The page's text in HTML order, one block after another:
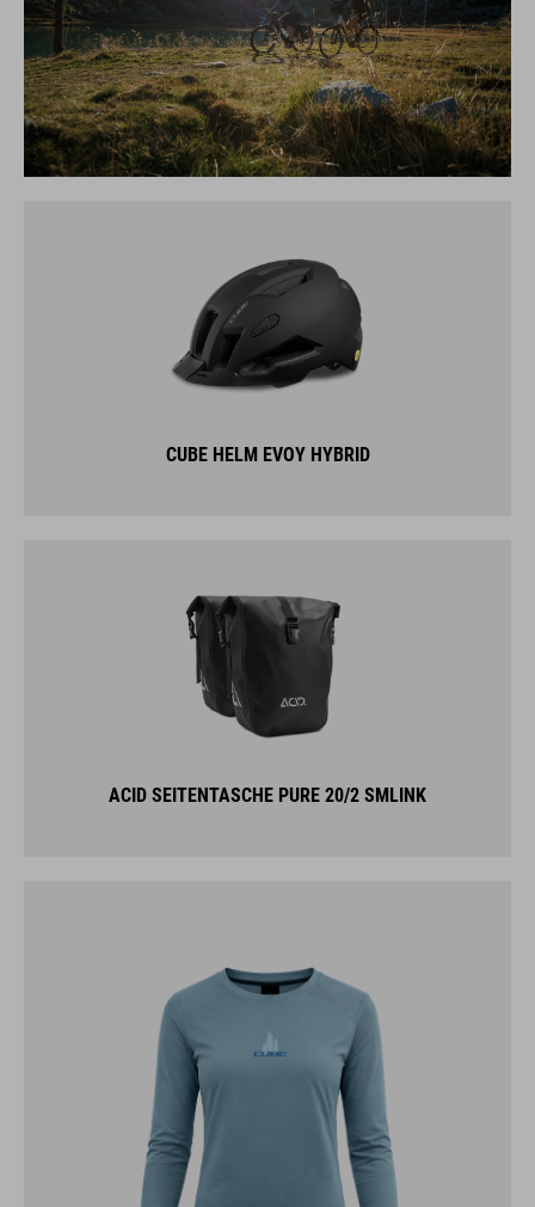
CUBE HELM EVOY HYBRID
ACID SEITENTASCHE PURE 20/2 SMLINK